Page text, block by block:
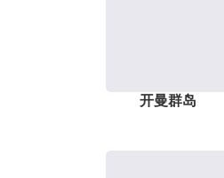
开曼群岛